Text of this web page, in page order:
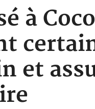
à
et